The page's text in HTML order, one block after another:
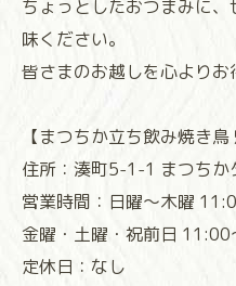
ちょっとしたおつまみに
味ください。
皆さまのお越しを心よりお
【まつちか立ち飲み焼き鳥
住所：湊町5-1-1 まつちか
営業時間：日曜〜木曜
金曜・土曜・祝前日
定休日：なし